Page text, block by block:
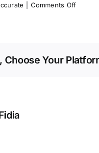
Comments Offon
Choose Your